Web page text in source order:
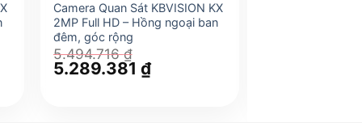
Camera Quan Sát KBVISION KX
2MP Full HD – Hồng ngoại ban
đêm, góc rộng
5.494.716₫
Giá
gốc
5.289.381 ₫Giá
hiện